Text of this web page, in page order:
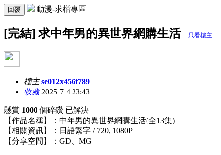
回覆 動漫-求檔專區
[完結] 求中年男的異世界網購生活 只看樓主
樓主 se012x456t789
收藏2025-7-4 23:43
懸賞 1000 個碎鑽 已解決
【作品名稱】：中年男的異世界網購生活(全13集)
【相關資訊】：日語繁字 / 720, 1080P
【分享空間】：GD、MG